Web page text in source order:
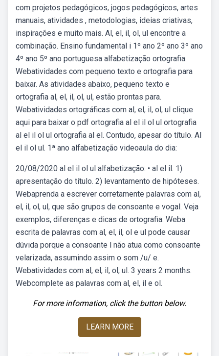
com projetos pedagógicos, jogos pedagógicos, artes
manuais, atividades , metodologias, ideias criativas,
inspirações e muito mais. Al, el, il, ol, ul encontre a
combinação. Ensino fundamental i 1º ano 2º ano 3º ano
4º ano 5º ano portuguesa alfabetização ortografia.
Webatividades com pequeno texto e ortografia para
baixar. As atividades abaixo, pequeno texto e
ortografia al, el, il, ol, ul, estão prontas para.
Webatividades ortográficas com al, el, il, ol, ul clique
aqui para baixar o pdf ortografia al el il ol ul ortografia
al el il ol ul ortografia al el. Contudo, apesar do título. Al
el il ol ul. 1ª ano alfabetização videoaula do dia:
20/08/2020 al el il ol ul alfabetização: • al el il. 1)
apresentação do título. 2) levantamento de hipóteses.
Webaprenda a escrever corretamente palavras com al,
el, il, ol, ul, que são grupos de consoante e vogal. Veja
exemplos, diferenças e dicas de ortografia. Weba
escrita de palavras com al, el, il, ol e ul pode causar
dúvida porque a consoante l não atua como consoante
velarizada, assumindo assim o som /u/ e.
Webatividades com al, el, il, ol, ul. 3 years 2 months.
Webcomplete as palavras com al, el, il e ol.
For more information, click the button below.
LEARN MORE